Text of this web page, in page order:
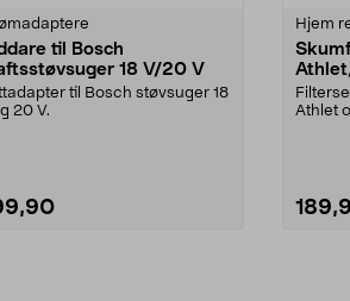
til Bosch
18 V/20 V
til Bosch støvsuger 18
20 V.
Hjem
Athlet